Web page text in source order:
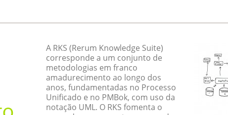
A RKS (Rerum Knowledge Suite)
corresponde a um conjunto de
metodologias em franco
amadurecimento ao longo dos
anos, fundamentadas no Processo
Unificado e no PMBok, com uso da
notação UML. O RKS fomenta o